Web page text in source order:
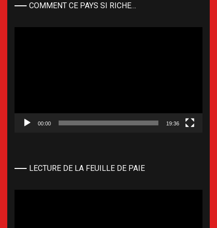
COMMENT CE PAYS SI RICHE…
00:00 19:36
LECTURE DE LA FEUILLE DE PAIE